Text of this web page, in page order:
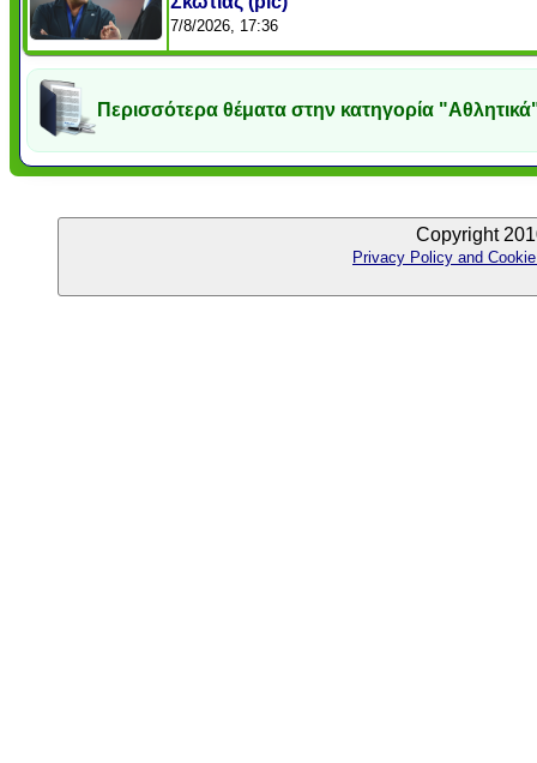
7/8/2026, 17:36
Περισσότερα θέματα στην κατηγορία
Copyright
Privacy Policy and